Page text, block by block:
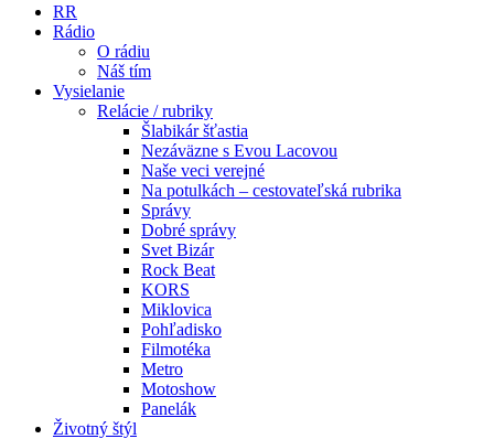
RR
Rádio
O rádiu
Náš tím
Vysielanie
Relácie / rubriky
Šlabikár šťastia
Nezáväzne s Evou Lacovou
Naše veci verejné
Na potulkách – cestovateľská rubrika
Správy
Dobré správy
Svet Bizár
Rock Beat
KORS
Miklovica
Pohľadisko
Filmotéka
Metro
Motoshow
Panelák
Životný štýl